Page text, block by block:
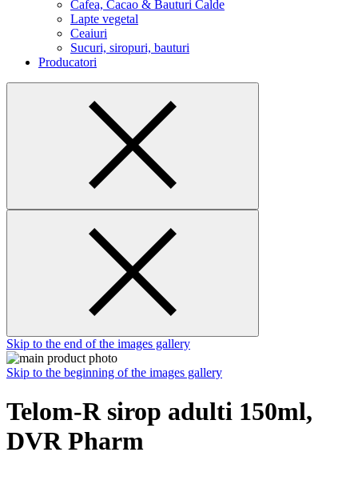
Cafea, Cacao & Bauturi Calde
Lapte vegetal
Ceaiuri
Sucuri, siropuri, bauturi
Producatori
Skip to the end of the images gallery
Skip to the beginning of the images gallery
Telom-R sirop adulti 150ml,
DVR Pharm